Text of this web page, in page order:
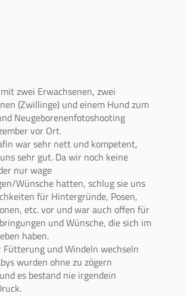
zwei Erwachsenen, zwei
(Zwillinge) und einem Hund zum
Neugeborenenfotoshooting
vor Ort.
war sehr nett und kompetent,
sehr gut. Da wir noch keine
nur wage
Wünsche hatten, schlug sie uns
für Hintergründe, Posen,
etc. vor und war auch offen für
und Wünsche, die sich im
haben.
Fütterung und Windeln wechseln
wurden ohne zu zögern
es bestand nie irgendein